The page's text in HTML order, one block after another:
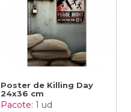
Poster de Killing Day
24x36 cm
Pacote: 1 ud